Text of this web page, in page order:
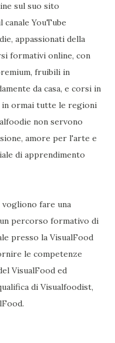
sul suo sito
canale YouTube
appassionati della
formativi online, con
fruibili in
da casa, e corsi in
in ormai tutte le regioni
non servono
amore per l'arte e
di apprendimento
fare una
percorso formativo di
presso la VisualFood
le competenze
VisualFood ed
di Visualfoodist,